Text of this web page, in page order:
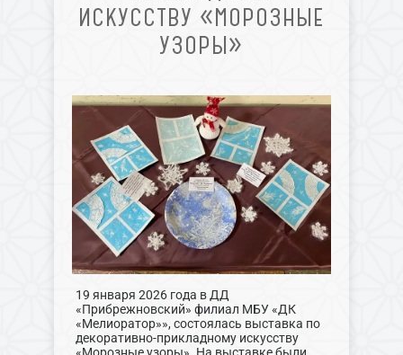
ИСКУССТВУ «МОРОЗНЫЕ
УЗОРЫ»
19 января 2026 года в ДД
«Прибрежновский» филиал МБУ «ДК
«Мелиоратор»», состоялась выставка по
декоративно-прикладному искусству